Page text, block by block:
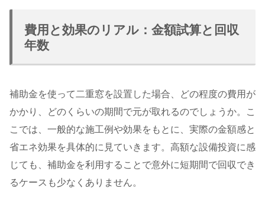
費用と効果のリアル：金額試算と回収
年数
補助金を使って二重窓を設置した場合、どの程度の費用が
かかり、どのくらいの期間で元が取れるのでしょうか。こ
こでは、一般的な施工例や効果をもとに、実際の金額感と
省エネ効果を具体的に見ていきます。高額な設備投資に感
じても、補助金を利用することで意外に短期間で回収でき
るケースも少なくありません。